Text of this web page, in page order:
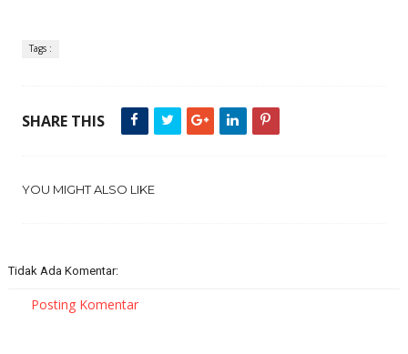
Tags :
SHARE THIS
YOU MIGHT ALSO LIKE
Tidak Ada Komentar:
Posting Komentar